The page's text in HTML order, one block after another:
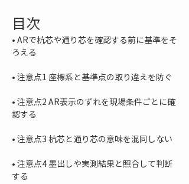
目次
• ARで杭芯や通り芯を確認する前に基準をそ
•
• 注意点2 AR表示のずれを現場条件ごとに確
•
• 注意点4 墨出しや実測結果と照合して判断